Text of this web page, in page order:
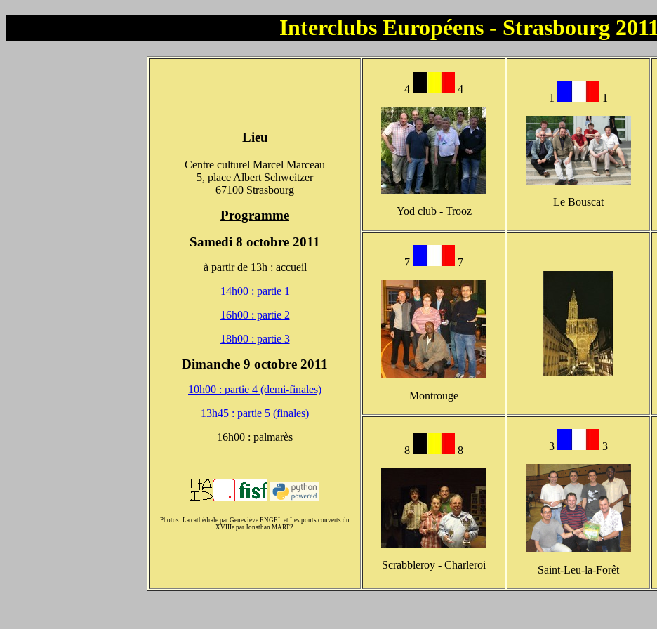
Interclubs Européens - Strasbourg
Lieu
Centre culturel Marcel Marceau
5, place Albert Schweitzer
67100 Strasbourg
Programme
Samedi 8 octobre 2011
à partir de 13h : accueil
14h00 : partie 1
16h00 : partie 2
18h00 : partie 3
Dimanche 9 octobre 2011
10h00 : partie 4 (demi-finales)
13h45 : partie 5 (finales)
16h00 : palmarès
Photos: La cathédrale par Geneviève ENGEL et Les ponts couverts du
XVIIIe par Jonathan MARTZ
4 4
Yod club - Trooz
1 1
Le Bouscat
7 7
Montrouge
8 8
Scrabbleroy - Charleroi
3 3
Saint-Leu-la-Forêt